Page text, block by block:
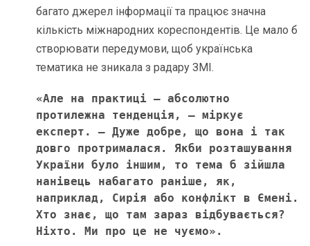
багато джерел інформації та працює значна
кількість міжнародних кореспондентів. Це мало б
створювати передумови, щоб українська
тематика не зникала з радару ЗМІ.
«Але на практиці – абсолютно
протилежна тенденція, – міркує
експерт. – Дуже добре, що вона і так
довго протрималася. Якби розташування
України було іншим, то тема б зійшла
нанівець набагато раніше, як,
наприклад, Сирія або конфлікт в Ємені.
Хто знає, що там зараз відбувається?
Ніхто. Ми про це не чуємо».